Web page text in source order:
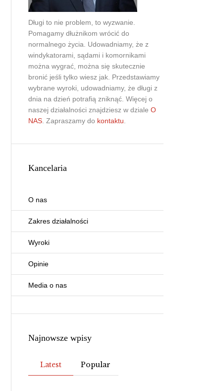
Długi to nie problem, to wyzwanie.
Pomagamy dłużnikom wrócić do
normalnego życia. Udowadniamy, że z
windykatorami, sądami i komornikami
można wygrać, można się skutecznie
bronić jeśli tylko wiesz jak. Przedstawiamy
wybrane wyroki, udowadniamy, że długi z
dnia na dzień potrafią zniknąć. Więcej o
naszej działalności znajdziesz w dzialeO
NAS . Zapraszamy do kontaktu
Kancelaria
O nas
Zakres działalności
Wyroki
Opinie
Media o nas
Najnowsze wpisy
Latest Popular